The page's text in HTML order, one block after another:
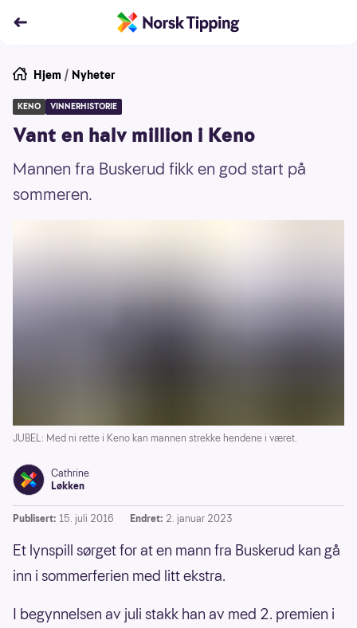
Hjem / Nyheter
KENO VINNERHISTORIE
Vant en halv million i Keno
Mannen fra Buskerud fikk en god start på
sommeren.
JUBEL: Med ni rette i Keno kan mannen strekke hendene i været.
Cathrine
Løkken
Publisert: 15. juli 2016 Endret: 2. januar 2023
Et lynspill sørget for at en mann fra Buskerud kan gå
inn i sommerferien med litt ekstra.
I begynnelsen av juli stakk han av med 2. premien i